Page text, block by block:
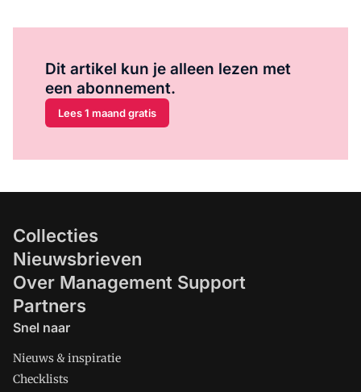
Dit artikel kun je alleen lezen met
een abonnement.
Lees 1 maand gratis
Collecties
Nieuwsbrieven
Over Management Support
Partners
Snel naar
Nieuws & inspiratie
Checklists